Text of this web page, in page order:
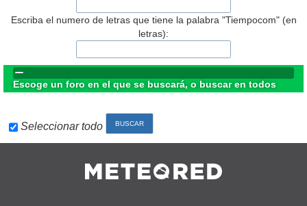
Escriba el numero de letras que tiene la palabra "Tiempocom" (en
letras):
Escoge un foro en el que se buscará, o buscar en todos
Seleccionar todo